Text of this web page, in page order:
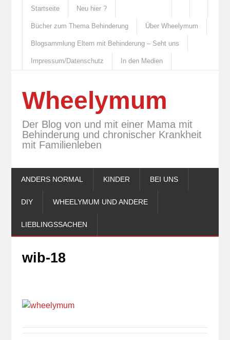
Startseite Neu hier ?
Bücher zum Thema Behinderung Über Wheelymum
Blogsammlung Eltern mit Behinderung – Seht uns
Impressum/Datenschutz In den Medien
Wheelymum
Der Blog von und mit einer Mama mit
Behinderung und chronischer Krankheit
mit Familienleben
ANDERS NORMAL KINDER BEI UNS
DIY WHEELYMUM UND ANDERE
LIEBLINGSSACHEN
wib-18